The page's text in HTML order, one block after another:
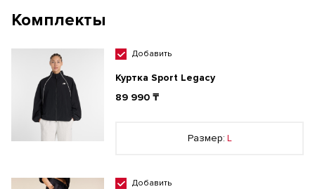
Комплекты
Добавить
Куртка Sport Legacy
89 990 ₸
Размер: L
Добавить